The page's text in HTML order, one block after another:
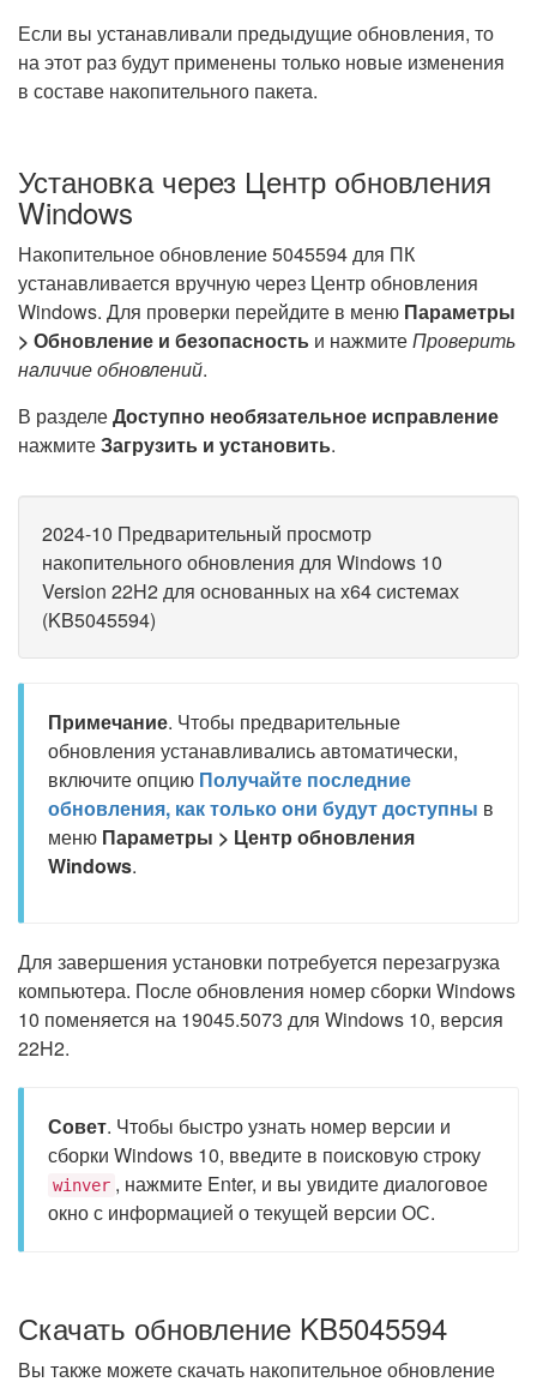
Если вы устанавливали предыдущие обновления, то
на этот раз будут применены только новые изменения
в составе накопительного пакета.
Установка через Центр обновления
Windows
Накопительное обновление 5045594 для ПК
устанавливается вручную через Центр обновления
Windows. Для проверки перейдите в меню Параметры
> Обновление и безопасность и нажмитеПроверить
наличие обновлений.
В разделеДоступно необязательное исправление
нажмитеЗагрузить и установить.
2024-10 Предварительный просмотр
накопительного обновления для Windows 10
Version 22H2 для основанных на x64 системах
(KB5045594)
Примечание. Чтобы предварительные
обновления устанавливались автоматически,
включите опцию Получайте последние
обновления, как только они будут доступны в
меню Параметры > Центр обновления
Windows.
Для завершения установки потребуется перезагрузка
компьютера. После обновления номер сборки Windows
10 поменяется на 19045.5073 для Windows 10, версия
22H2.
Совет. Чтобы быстро узнать номер версии и
сборки Windows 10, введите в поисковую строку
winver , нажмите Enter, и вы увидите диалоговое
окно с информацией о текущей версии ОС.
Скачать обновление KB5045594
Вы также можете скачать накопительное обновление